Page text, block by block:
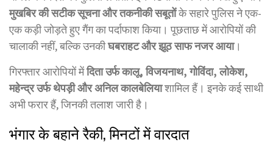
मुखबिर की सटीक सूचना और तकनीकी सबूतोंके सहारे पुलिस ने एक-
एक कड़ी जोड़ते हुए गैंग का पर्दाफाश किया। पूछताछ में आरोपियों की
चालाकी नहीं, बल्कि उनकीघबराहट और झूठ साफ नजर आया।
गिरफ्तार आरोपियों मेंदिता उर्फ कालू, विजयनाथ, गोविंदा, लोकेश,
महेन्द्र उर्फ थेपड़ी और अनिल कालबेलियाशामिल हैं। इनके कई साथी
अभी फरार हैं, जिनकी तलाश जारी है।
भंगार के बहाने रैकी, मिनटों में वारदात